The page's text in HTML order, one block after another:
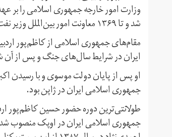
شد و تا ۱۳۶۹ معاونت امور بین‌الملل وزیر نفت و عضو هیات مدیره شرکت ملی نفت ایران بود.
مقام‌های جمهوری اسلامی از کاظم‌پور
ایران در شرایط سال‌های جنگ و پس از آن
جمهوری اسلامی ایران در ژاپن بود.
جمهوری اسلامی ایران در اوپک منصوب